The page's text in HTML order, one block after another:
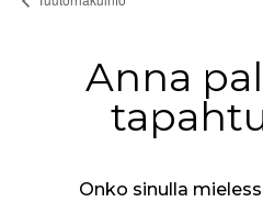
Anna
Onko sinulla